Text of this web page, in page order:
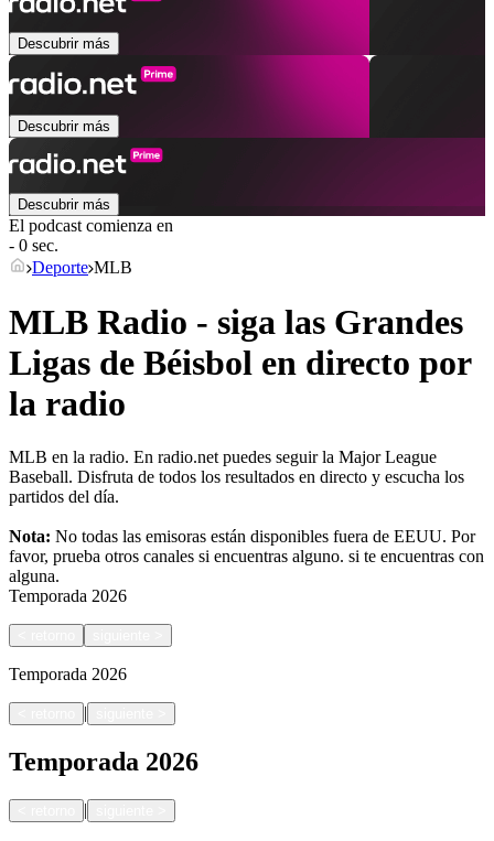
Descubrir más
Descubrir más
Descubrir más
El podcast comienza en
- 0 sec.
Deporte MLB
MLB Radio - siga las Grandes
Ligas de Béisbol en directo por
la radio
MLB en la radio. En radio.net puedes seguir la Major League
Baseball. Disfruta de todos los resultados en directo y escucha los
partidos del día.
Nota: No todas las emisoras están disponibles fuera de EEUU. Por
favor, prueba otros canales si encuentras alguno. si te encuentras con
alguna.
Temporada 2026
Temporada 2026
|
Temporada 2026
|